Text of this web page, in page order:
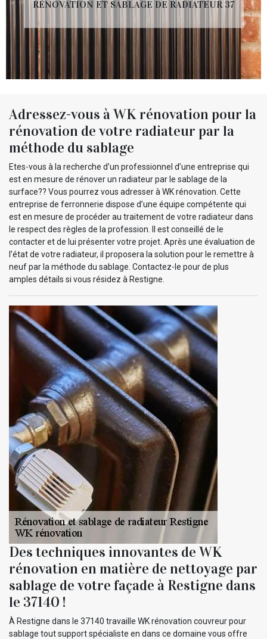
RÉNOVATION ET SABLAGE DE RADIATEUR 37
Adressez-vous à WK rénovation pour la
rénovation de votre radiateur par la
méthode du sablage
Etes-vous à la recherche d’un professionnel d’une entreprise qui
est en mesure de rénover un radiateur par le sablage de la
surface?? Vous pourrez vous adresser à WK rénovation. Cette
entreprise de ferronnerie dispose d’une équipe compétente qui
est en mesure de procéder au traitement de votre radiateur dans
le respect des règles de la profession. Il est conseillé de le
contacter et de lui présenter votre projet. Après une évaluation de
l’état de votre radiateur, il proposera la solution pour le remettre à
neuf par la méthode du sablage. Contactez-le pour de plus
amples détails si vous résidez à Restigne.
Des techniques innovantes de WK
rénovation en matière de nettoyage par
sablage de votre façade à Restigne dans
le 37140 !
À Restigne dans le 37140 travaille WK rénovation couvreur pour
sablage tout support spécialiste en dans ce domaine vous offre